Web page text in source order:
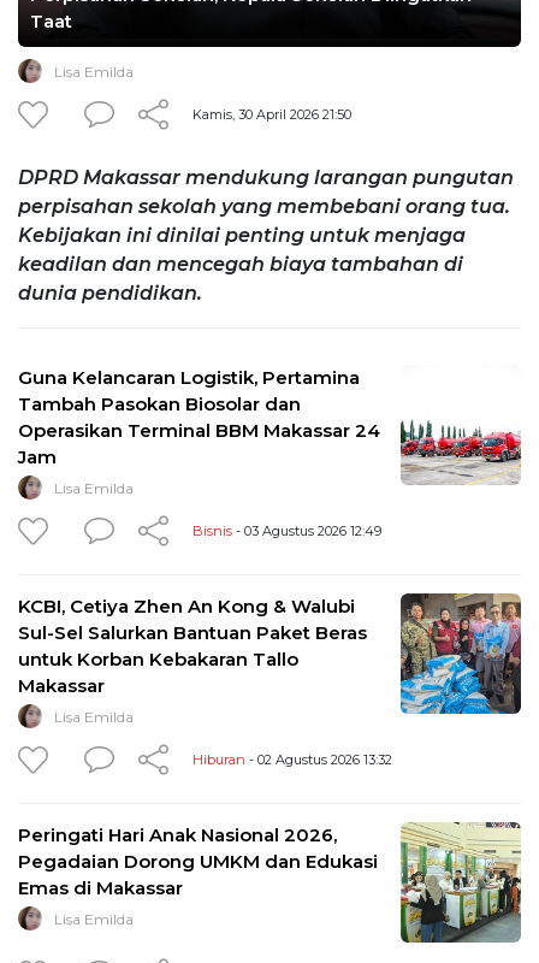
Taat
Lisa Emilda
Kamis, 30 April 2026 21:50
DPRD Makassar mendukung larangan pungutan
perpisahan sekolah yang membebani orang tua.
Kebijakan ini dinilai penting untuk menjaga
keadilan dan mencegah biaya tambahan di
dunia pendidikan.
Guna Kelancaran Logistik, Pertamina
Tambah Pasokan Biosolar dan
Operasikan Terminal BBM Makassar 24
Jam
Lisa Emilda
Bisnis - 03 Agustus 2026 12:49
KCBI, Cetiya Zhen An Kong & Walubi
Sul-Sel Salurkan Bantuan Paket Beras
untuk Korban Kebakaran Tallo
Makassar
Lisa Emilda
Hiburan - 02 Agustus 2026 13:32
Peringati Hari Anak Nasional 2026,
Pegadaian Dorong UMKM dan Edukasi
Emas di Makassar
Lisa Emilda